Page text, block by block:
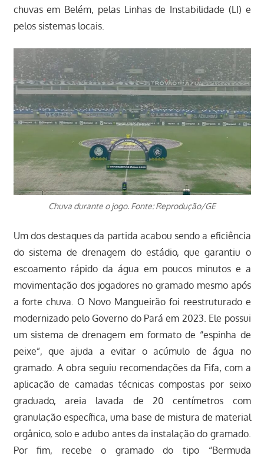
chuvas em Belém, pelas Linhas de Instabilidade (LI) e
pelos sistemas locais.
Chuva durante o jogo. Fonte: Reprodução/GE
Um dos destaques da partida acabou sendo a eficiência
do sistema de drenagem do estádio, que garantiu o
escoamento rápido da água em poucos minutos e a
movimentação dos jogadores no gramado mesmo após
a forte chuva. O Novo Mangueirão foi reestruturado e
modernizado pelo Governo do Pará em 2023. Ele possui
um sistema de drenagem em formato de “espinha de
peixe”, que ajuda a evitar o acúmulo de água no
gramado. A obra seguiu recomendações da Fifa, com a
aplicação de camadas técnicas compostas por seixo
graduado, areia lavada de 20 centímetros com
granulação específica, uma base de mistura de material
orgânico, solo e adubo antes da instalação do gramado.
Por fim, recebe o gramado do tipo “Bermuda